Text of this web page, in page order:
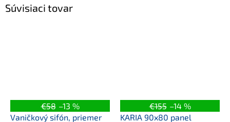
Súvisiaci tovar
€58 –13 %
Vaničkový sifón, priemer
€155 –14 %
KARIA 90x80 panel